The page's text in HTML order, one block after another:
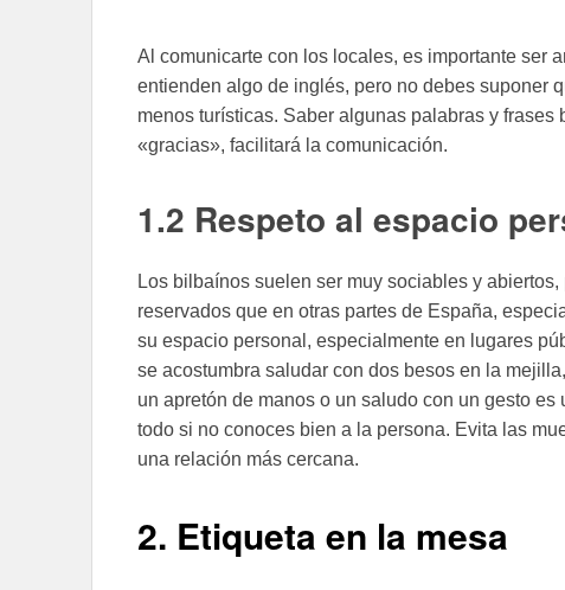
Al comunicarte con los locales, es importante ser
entienden algo de inglés, pero no debes suponer
menos turísticas. Saber algunas palabras y
«gracias», facilitará la comunicación.
1.2 Respeto al espacio
Los bilbaínos suelen ser muy sociables y
reservados que en otras partes de España,
su espacio personal, especialmente en lugares
se acostumbra saludar con dos besos en la
un apretón de manos o un saludo con un gesto
todo si no conoces bien a la persona. Evita las
una relación más cercana.
2. Etiqueta en la mesa